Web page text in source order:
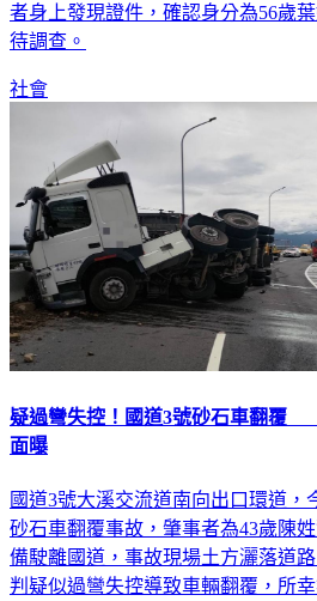
者身上發現證件，確認身分為56歲
待調查。
社會
疑過彎失控！國道3號砂石車翻覆
面曝
國道3號大溪交流道南向出口環道，
砂石車翻覆事故，肇事者為43歲陳
備駛離國道，事故現場土方灑落道
判疑似過彎失控導致車輛翻覆，所